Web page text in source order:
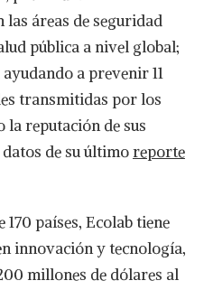
las áreas de seguridad
pública a nivel global;
a prevenir 11
transmitidas por los
reputación de sus
de su últimoreporte
170 países, Ecolab tiene
innovación y tecnología,
millones de dólares al